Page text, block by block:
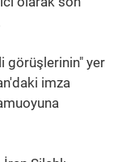
görüşlerinin" yer
imza